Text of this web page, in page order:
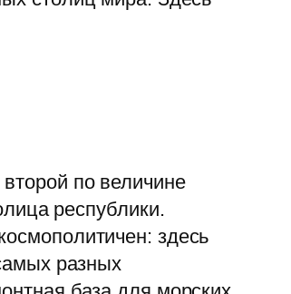
по величине
республики.
здесь
разных